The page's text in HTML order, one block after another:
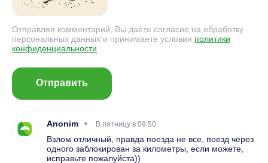
Отправляя комментарий, Вы даёте согласие на обработку
персональных данных и принимаете условия политики
конфиденциальности.
Отправить
Anonim В пятницу в 09:50
Взлом отличный, правда поезда не все, поезд через
одного заблокирован за километры, если можете,
исправьте пожалуйста))